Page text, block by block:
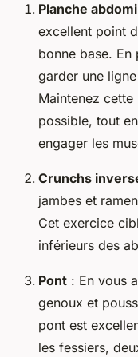
Planche
excellent point
bonne base.
garder une
Maintenez cette
possible, tout
engager les
Crunchs
jambes et
Cet exercice
inférieurs des
Pont : En vous
genoux et
pont est
les fessiers,